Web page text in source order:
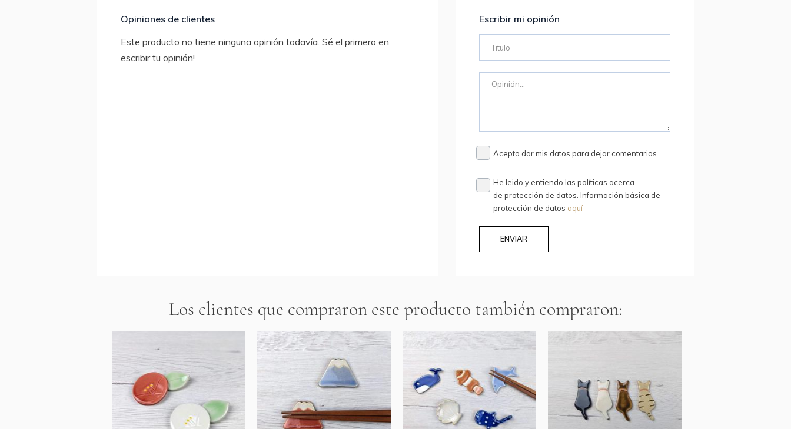
Opiniones de clientes
Este producto no tiene ninguna opinión todavía. Sé el primero en
escribir tu opinión!
Escribir mi opinión
Acepto dar mis datos para dejar comentarios
He leido y entiendo las políticas acerca
de protección de datos. Información básica de
protección de datos aquí
ENVIAR
Los clientes que compraron este producto también compraron: